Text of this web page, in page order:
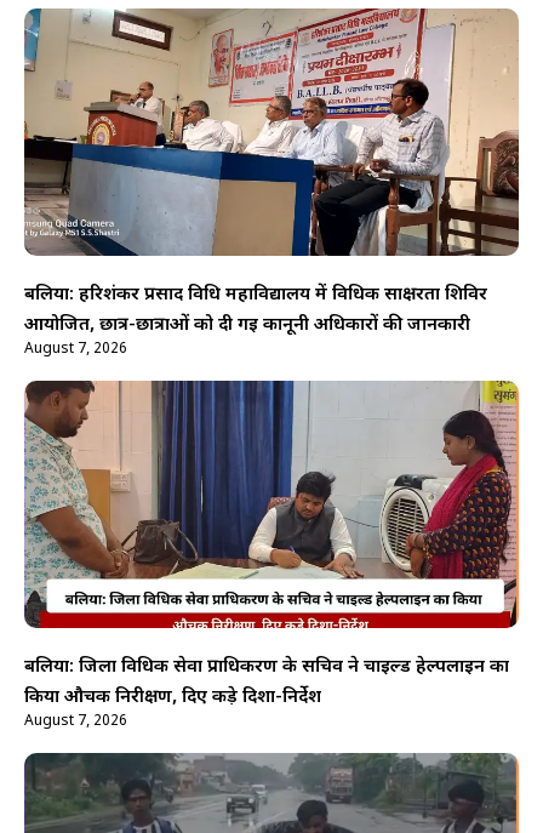
बलिया: हरिशंकर प्रसाद विधि महाविद्यालय में विधिक साक्षरता शिविर
आयोजित, छात्र-छात्राओं को दी गई कानूनी अधिकारों की जानकारी
August 7, 2026
बलिया: जिला विधिक सेवा प्राधिकरण के सचिव ने चाइल्ड हेल्पलाइन का
किया औचक निरीक्षण, दिए कड़े दिशा-निर्देश
August 7, 2026